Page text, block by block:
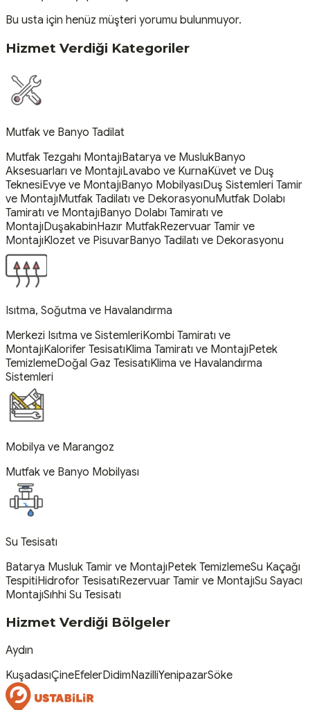
Bu usta için henüz müşteri yorumu bulunmuyor.
Hizmet Verdiği Kategoriler
Mutfak ve Banyo Tadilat
Mutfak Tezgahı MontajıBatarya ve MuslukBanyo
Aksesuarları ve MontajıLavabo ve KurnaKüvet ve Duş
TeknesiEvye ve MontajıBanyo MobilyasıDuş Sistemleri Tamir
ve MontajıMutfak Tadilatı ve DekorasyonuMutfak Dolabı
Tamiratı ve MontajıBanyo Dolabı Tamiratı ve
MontajıDuşakabinHazır MutfakRezervuar Tamir ve
MontajıKlozet ve PisuvarBanyo Tadilatı ve Dekorasyonu
Isıtma, Soğutma ve Havalandırma
Merkezi Isıtma ve SistemleriKombi Tamiratı ve
MontajıKalorifer TesisatıKlima Tamiratı ve MontajıPetek
TemizlemeDoğal Gaz TesisatıKlima ve Havalandırma
Sistemleri
Mobilya ve Marangoz
Mutfak ve Banyo Mobilyası
Su Tesisatı
Batarya Musluk Tamir ve MontajıPetek TemizlemeSu Kaçağı
TespitiHidrofor TesisatıRezervuar Tamir ve MontajıSu Sayacı
MontajıSıhhi Su Tesisatı
Hizmet Verdiği Bölgeler
Aydın
KuşadasıÇineEfelerDidimNazilliYenipazarSöke